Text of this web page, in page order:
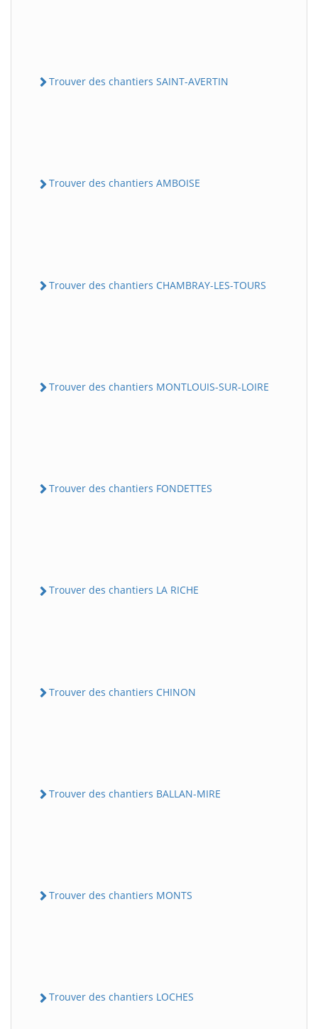
Trouver des chantiers SAINT-AVERTIN
Trouver des chantiers AMBOISE
Trouver des chantiers CHAMBRAY-LES-TOURS
Trouver des chantiers MONTLOUIS-SUR-LOIRE
Trouver des chantiers FONDETTES
Trouver des chantiers LA RICHE
Trouver des chantiers CHINON
Trouver des chantiers BALLAN-MIRE
Trouver des chantiers MONTS
Trouver des chantiers LOCHES